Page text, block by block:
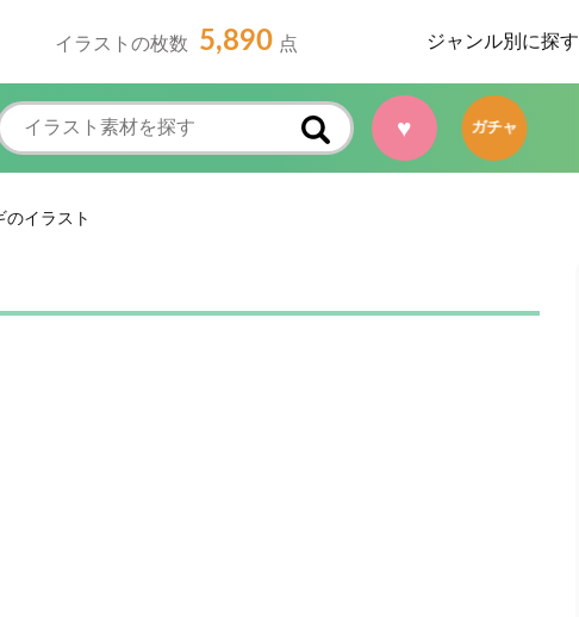
イラストの枚数 5,890 点 ジャンル別に探す
♥ ガチャ
のイラスト